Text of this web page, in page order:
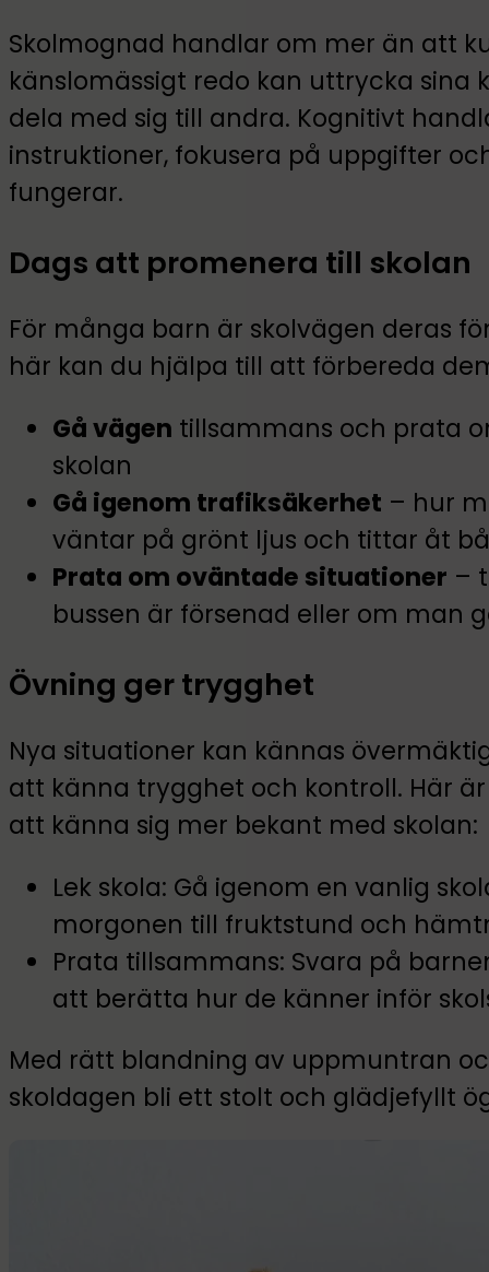
Skolmognad handlar om mer än att
känslomässigt redo kan uttrycka sina
dela med sig till andra. Kognitivt
instruktioner, fokusera på uppgifter
fungerar.
Dags att promenera till skolan
För många barn är skolvägen deras
här kan du hjälpa till att förbereda
Gå vägen tillsammans och prata
skolan
Gå igenom trafiksäkerhet – hur
väntar på grönt ljus och tittar åt
Prata om oväntade situationer –
bussen är försenad eller om man
Övning ger trygghet
Nya situationer kan kännas
att känna trygghet och kontroll. Här
att känna sig mer bekant med skolan:
Lek skola: Gå igenom en vanlig
morgonen till fruktstund och
Prata tillsammans: Svara på
att berätta hur de känner inför
Med rätt blandning av uppmuntran
skoldagen bli ett stolt och glädjefyllt